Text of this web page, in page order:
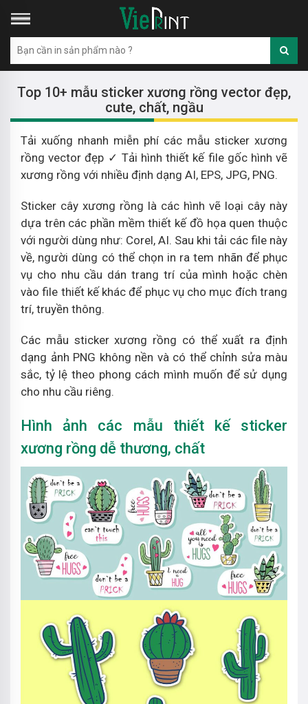
Top 10+ mẫu sticker xương rồng vector đẹp,
cute, chất, ngầu
Tải xuống nhanh miễn phí các mẫu sticker xương
rồng vector đẹp ✓ Tải hình thiết kế file gốc hình vẽ
xương rồng với nhiều định dạng AI, EPS, JPG, PNG.
Sticker cây xương rồng là các hình vẽ loại cây này
dựa trên các phần mềm thiết kế đồ họa quen thuộc
với người dùng như: Corel, AI. Sau khi tải các file này
về, người dùng có thể chọn in ra tem nhãn để phục
vụ cho nhu cầu dán trang trí của mình hoặc chèn
vào file thiết kế khác để phục vụ cho mục đích trang
trí, truyền thông.
Các mẫu sticker xương rồng có thể xuất ra định
dạng ảnh PNG không nền và có thể chỉnh sửa màu
sắc, tỷ lệ theo phong cách mình muốn để sử dụng
cho nhu cầu riêng.
Hình ảnh các mẫu thiết kế sticker
xương rồng dễ thương, chất